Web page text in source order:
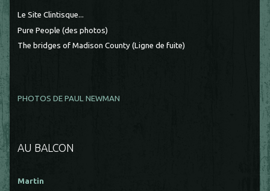
Le Site Clintisque...
Pure People (des photos)
The bridges of Madison County (Ligne de fuite)
PHOTOS DE PAUL NEWMAN
AU BALCON
Martin